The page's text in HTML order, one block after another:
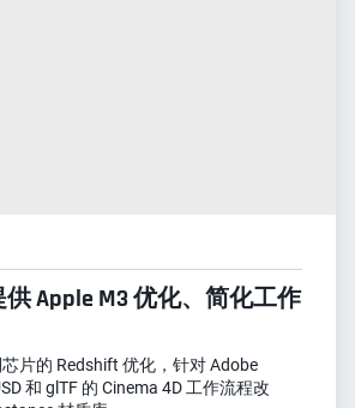
供 Apple M3 优化、简化工作
片的 Redshift 优化，针对 Adobe
和 glTF 的 Cinema 4D 工作流程改